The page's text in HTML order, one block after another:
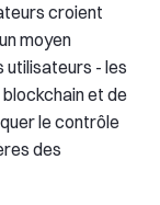
croient
moyen
utilisateurs - les
et de
le contrôle
des